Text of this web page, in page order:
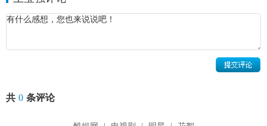
少林寺里，入门最初3年是基本功练习。冬季在凌晨5时起床
跑到登封市区，再返回来，几乎相当于一个半程马拉松。早
共 0 条评论